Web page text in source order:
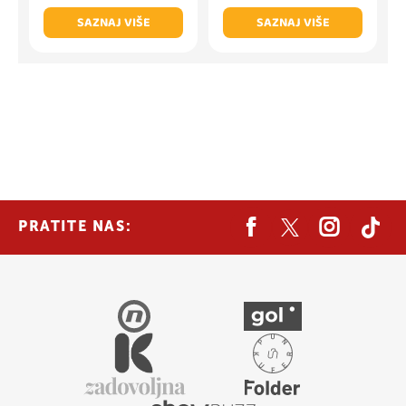
SAZNAJ VIŠE SAZNAJ VIŠE
PRATITE NAS: